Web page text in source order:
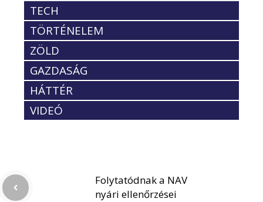
TECH
TÖRTÉNELEM
ZÖLD
GAZDASÁG
HÁTTÉR
VIDEÓ
Folytatódnak a NAV
nyári ellenőrzései